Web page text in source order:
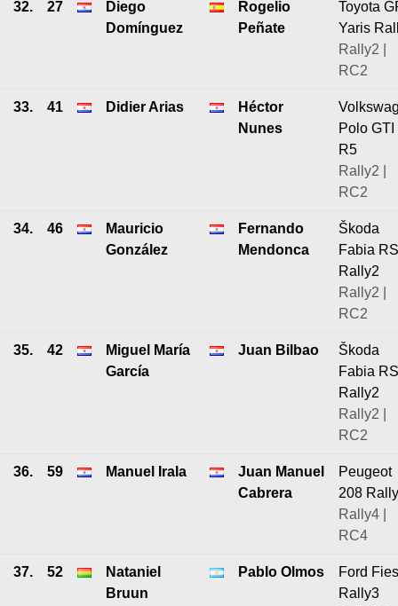
32. 27
Diego
Domínguez
Rogelio
Peñate
Toyota
Yaris
Rally2 |
RC2
33. 41 Didier Arias
Héctor
Nunes
Polo GTI
R5
Rally2 |
RC2
34. 46
Mauricio
González
Fernando
Mendonca
Škoda
Fabia RS
Rally2
Rally2 |
RC2
35. 42
Miguel María
García
Juan Bilbao
Škoda
Fabia RS
Rally2
Rally2 |
RC2
36. 59 Manuel Irala
Juan Manuel
Cabrera
Peugeot
208
Rally4 |
RC4
37. 52
Nataniel
Bruun
Pablo Olmos
Ford
Rally3